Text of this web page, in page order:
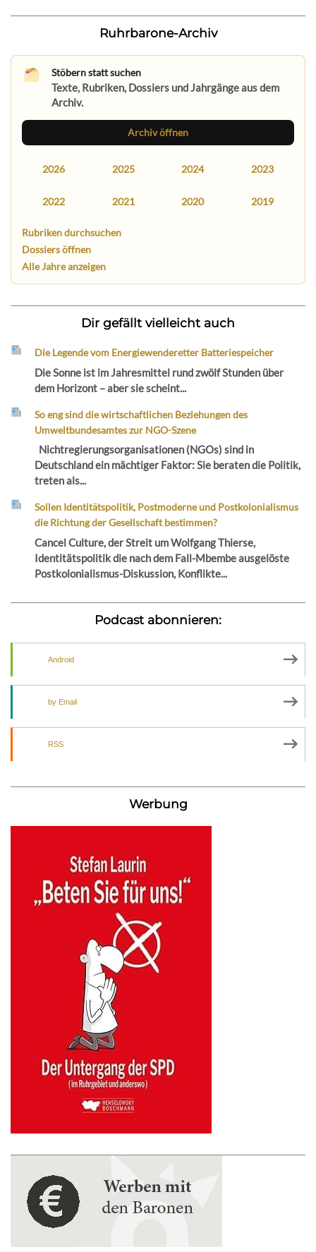
Ruhrbarone-Archiv
Stöbern statt suchen
Texte, Rubriken, Dossiers und Jahrgänge aus dem
Archiv.
Archiv öffnen
2026 2025 2024 2023
2022 2021 2020 2019
Rubriken durchsuchen
Dossiers öffnen
Alle Jahre anzeigen
Dir gefällt vielleicht auch
Die Legende vom Energiewenderetter Batteriespeicher
Die Sonne ist im Jahresmittel rund zwölf Stunden über
dem Horizont – aber sie scheint...
So eng sind die wirtschaftlichen Beziehungen des
Umweltbundesamtes zur NGO-Szene
Nichtregierungsorganisationen (NGOs) sind in
Deutschland ein mächtiger Faktor: Sie beraten die Politik,
treten als...
Sollen Identitätspolitik, Postmoderne und Postkolonialismus
die Richtung der Gesellschaft bestimmen?
Cancel Culture, der Streit um Wolfgang Thierse,
Identitätspolitik die nach dem Fall-Mbembe ausgelöste
Postkolonialismus-Diskussion, Konflikte...
Podcast abonnieren:
Android
by Email
RSS
Werbung